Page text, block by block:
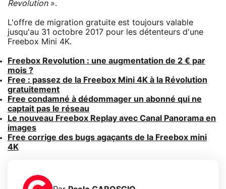
Revolution».
L'offre de migration gratuite est toujours valable
jusqu'au 31 octobre 2017 pour les détenteurs d'une
Freebox Mini 4K.
Freebox Revolution : une augmentation de 2 € par
mois ?
Free : passez de la Freebox Mini 4K à la Révolution
gratuitement
Free condamné à dédommager un abonné qui ne
captait pas le réseau
Le nouveau Freebox Replay avec Canal Panorama en
images
Free corrige des bugs agaçants de la Freebox mini
4K